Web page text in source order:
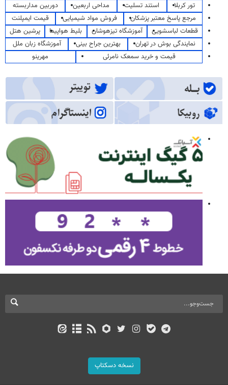
تور کربلا
استند تسلیت مداحی اربعین
دوربین مداربسته
مرجع پاسخ معتبر پزشکان
فروش مواد شیمیایی
قیمت ایمپلنت
قطعات لباسشویی
آموزشگاه تیزهوشان بلیط هواپیما
پرشین هتل
نمایندگی بوش در تهران
بهترین جراح بینی
آموزشگاه زبان ملل
قیمت و خرید سمعک نامرئی
مهرینو
نسخه دسکتاپ